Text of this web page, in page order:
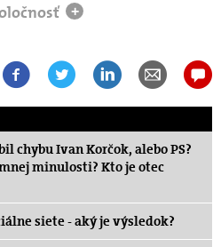
+
chybu Ivan Korčok, alebo PS?
minulosti? Kto je otec
siete - aký je výsledok?